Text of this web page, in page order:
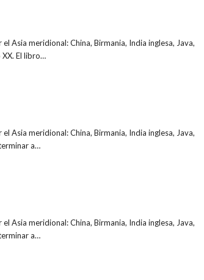
Asia meridional: China, Birmania, India inglesa, Java,
XX. El libro…
Asia meridional: China, Birmania, India inglesa, Java,
a…
Asia meridional: China, Birmania, India inglesa, Java,
a…